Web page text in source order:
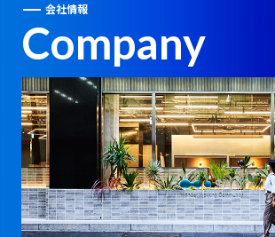
会社情報
Company